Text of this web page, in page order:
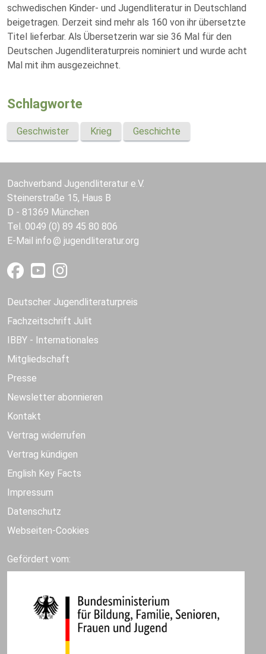
schwedischen Kinder- und Jugendliteratur in Deutschland
beigetragen. Derzeit sind mehr als 160 von ihr übersetzte
Titel lieferbar. Als Übersetzerin war sie 36 Mal für den
Deutschen Jugendliteraturpreis nominiert und wurde acht
Mal mit ihm ausgezeichnet.
Schlagworte
Geschwister Krieg Geschichte
Dachverband Jugendliteratur e.V.
Steinerstraße 15, Haus B
D - 81369 München
Tel. 0049 (0) 89 45 80 806
E-Mail info jugendliteratur.org
Deutscher Jugendliteraturpreis
Fachzeitschrift Julit
IBBY - Internationales
Mitgliedschaft
Presse
Newsletter abonnieren
Kontakt
Vertrag widerrufen
Vertrag kündigen
English Key Facts
Impressum
Datenschutz
Webseiten-Cookies
Gefördert vom: